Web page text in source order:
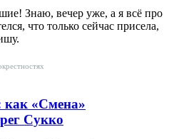
Знаю, вечер уже, а я всё про
что только сейчас присела,
как «Смена»
Сукко